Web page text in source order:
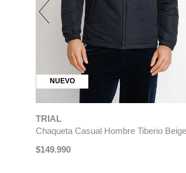
NUEVO
TRIAL
Chaqueta Casual Hombre Tiberio
$149.990